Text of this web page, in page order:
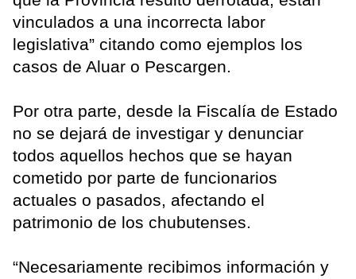
vinculados a una incorrecta labor
legislativa” citando como ejemplos los
casos de Aluar o Pescargen.
Por otra parte, desde la Fiscalía de Estado
no se dejará de investigar y denunciar
todos aquellos hechos que se hayan
cometido por parte de funcionarios
actuales o pasados, afectando el
patrimonio de los chubutenses.
“Necesariamente recibimos información y